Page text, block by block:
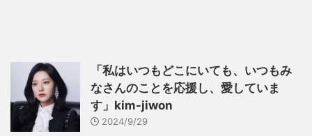
「私はいつもどこにいても、いつもみ
なさんのことを応援し、愛していま
す」kim-jiwon
2024/9/29